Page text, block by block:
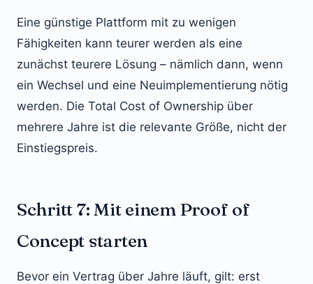
Eine günstige Plattform mit zu wenigen
Fähigkeiten kann teurer werden als eine
zunächst teurere Lösung – nämlich dann, wenn
ein Wechsel und eine Neuimplementierung nötig
werden. Die Total Cost of Ownership über
mehrere Jahre ist die relevante Größe, nicht der
Einstiegspreis.
Schritt 7: Mit einem Proof of
Concept starten
Bevor ein Vertrag über Jahre läuft, gilt: erst